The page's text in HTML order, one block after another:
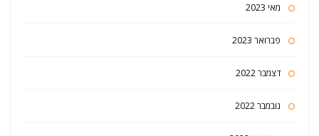
מאי 2023
פברואר 2023
דצמבר 2022
נובמבר 2022